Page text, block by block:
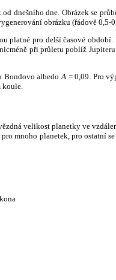
dnešního dne. Obrázek se
obrázku (řádově 0,5-
platné pro delší časové
při průletu poblíž
Bondovo albedo A = 0,09. Pro
velikost planetky ve
pro mnoho planetek, pro ostatní